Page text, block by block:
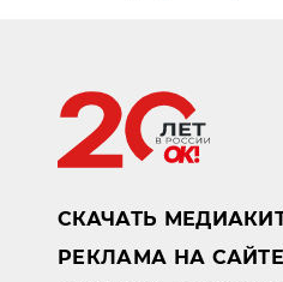
СКАЧАТЬ
РЕКЛАМА НА САЙТЕ